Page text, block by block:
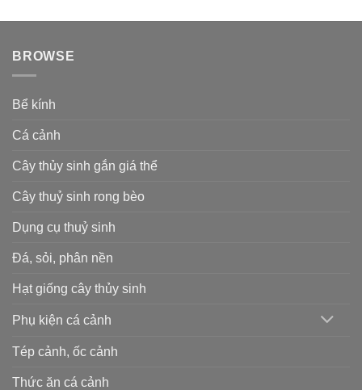
BROWSE
Bể kính
Cá cảnh
Cây thủy sinh gắn giá thể
Cây thuỷ sinh rong bèo
Dụng cụ thuỷ sinh
Đá, sỏi, phân nền
Hạt giống cây thủy sinh
Phụ kiện cá cảnh
Tép cảnh, ốc cảnh
Thức ăn cá cảnh